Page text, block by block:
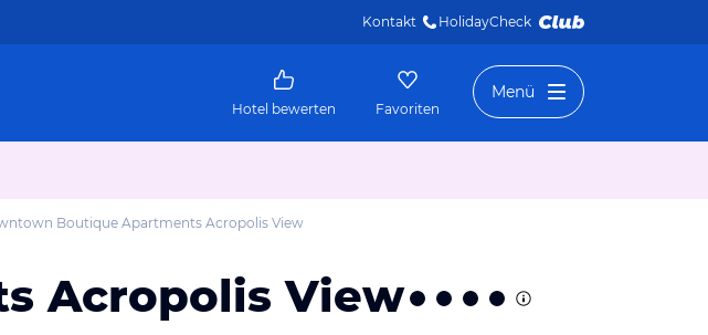
Kontakt HolidayCheck
Hotel bewerten Favoriten
Menü
Boutique Apartments Acropolis View
Acropolis View